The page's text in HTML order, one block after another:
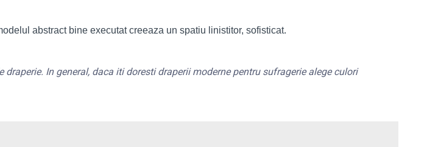
abstract bine executat creeaza un spatiu linistitor, sofisticat.
In general, daca iti dorestidraperii moderne pentru sufrageriealege culori